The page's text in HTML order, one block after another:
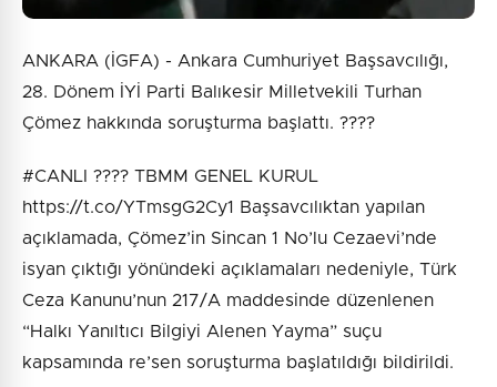
ANKARA (İGFA) - Ankara Cumhuriyet Başsavcılığı,
28. Dönem İYİ Parti Balıkesir Milletvekili Turhan
Çömez hakkında soruşturma başlattı. ????
#CANLI ????️ TBMM GENEL KURUL
https://t.co/YTmsgG2Cy1 Başsavcılıktan yapılan
açıklamada, Çömez’in Sincan 1 No’lu Cezaevi’nde
isyan çıktığı yönündeki açıklamaları nedeniyle, Türk
Ceza Kanunu’nun 217/A maddesinde düzenlenen
“Halkı Yanıltıcı Bilgiyi Alenen Yayma” suçu
kapsamında re’sen soruşturma başlatıldığı bildirildi.